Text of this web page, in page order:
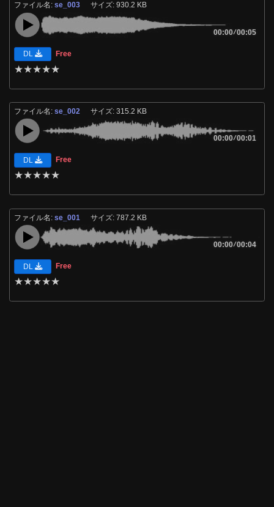
ファイル名:se_003 サイズ: 930.2 KB
00:00/00:05
DL Free
★★★★★
ファイル名:se_002 サイズ: 315.2 KB
00:00/00:01
DL Free
★★★★★
ファイル名:se_001 サイズ: 787.2 KB
00:00/00:04
DL Free
★★★★★